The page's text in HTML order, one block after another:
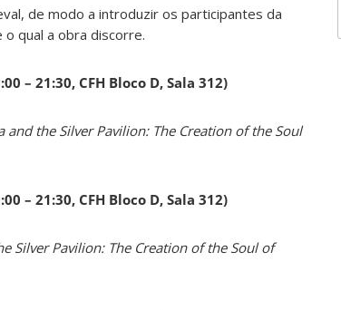
de modo a introduzir os participantes da
qual a obra discorre.
– 21:30, CFH Bloco D, Sala 312)
and the Silver Pavilion: The Creation of the Soul
– 21:30, CFH Bloco D, Sala 312)
Silver Pavilion: The Creation of the Soul of